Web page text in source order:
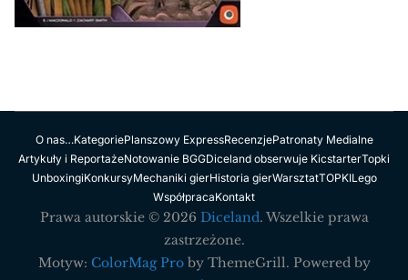
O nas…KategoriePlanszowy ExpressRecenzjePatronaty Medialne
Artykuły i ReportażeNotowanie BGGDiceland obserwuje KicstarterTopki
UnboxingiKonkursyMechaniki gierHistoria gierWarsztatTOPKILego
WspółpracaKontakt
Prawa autorskie © 2026 Diceland. Wszelkie prawa
zastrzeżone.
Motyw: ColorMag Proby ThemeGrill. Powered by